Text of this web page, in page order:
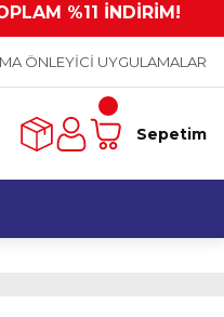
%11 İNDİRİM!
ÖNLEYİCİ UYGULAMALAR
Sepetim